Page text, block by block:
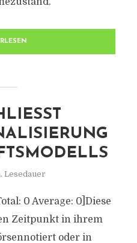
I
D
Lesedauer
0 Average: 0]Diese
Zeitpunkt in ihrem
oder in